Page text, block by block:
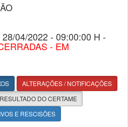
04/2022 - 09:00:00 H -
- EM
ALTERAÇÕES / NOTIFICAÇÕES
RESULTADO DO CERTAME
E RESCISÕES